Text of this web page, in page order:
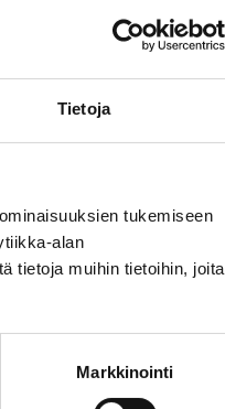
Tietoja
tukemiseen
alan
tietoja muihin tietoihin, joita
Markkinointi
aina kysyä, jos